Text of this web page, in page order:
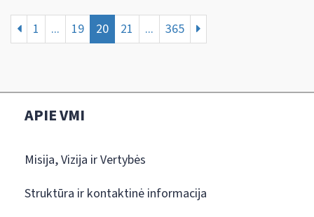
1 ... 19 20 21 ... 365
APIE VMI
Misija, Vizija ir Vertybės
Struktūra ir kontaktinė informacija